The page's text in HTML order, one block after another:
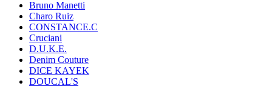
Bruno Manetti
Charo Ruiz
CONSTANCE.C
Cruciani
D.U.K.E.
Denim Couture
DICE KAYEK
DOUCAL'S